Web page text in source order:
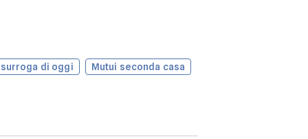
di oggi
Mutui seconda casa